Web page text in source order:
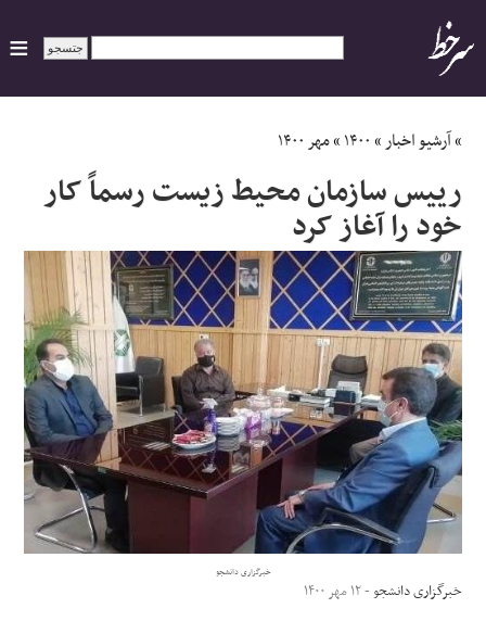
ایران
سیاسی
اقتصاد
ورزشی
جهان
اجتماعی
حوادث
علوم و فن آوری
فرهنگی و هنری
»آرشیو اخبار»۱۴۰۰»مهر ۱۴۰۰
رییس سازمان محیط زیست رسماً کار
خود را آغاز کرد
خبرگزاری دانشجو
خبرگزاری دانشجو- ۱۲ مهر ۱۴۰۰